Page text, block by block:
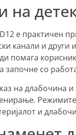
на
е практичен
канали и други
помага
започне со
на длабочина
и